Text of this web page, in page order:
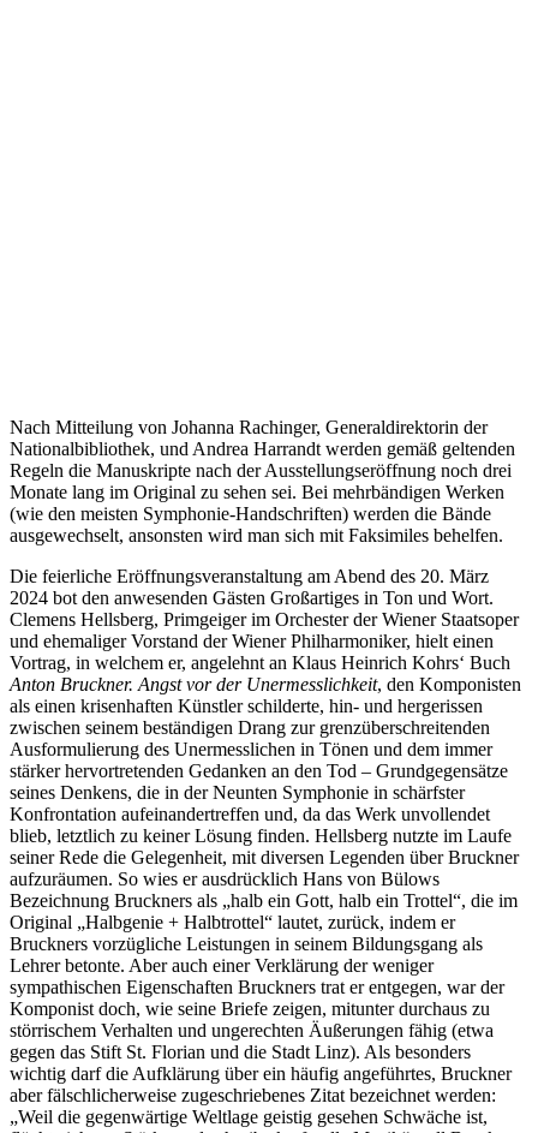
Nach Mitteilung von Johanna Rachinger, Generaldirektorin der
Nationalbibliothek, und Andrea Harrandt werden gemäß geltenden
Regeln die Manuskripte nach der Ausstellungseröffnung noch drei
Monate lang im Original zu sehen sei. Bei mehrbändigen Werken
(wie den meisten Symphonie-Handschriften) werden die Bände
ausgewechselt, ansonsten wird man sich mit Faksimiles behelfen.
Die feierliche Eröffnungsveranstaltung am Abend des 20. März
2024 bot den anwesenden Gästen Großartiges in Ton und Wort.
Clemens Hellsberg, Primgeiger im Orchester der Wiener Staatsoper
und ehemaliger Vorstand der Wiener Philharmoniker, hielt einen
Vortrag, in welchem er, angelehnt an Klaus Heinrich Kohrs‘ Buch
Anton Bruckner. Angst vor der Unermesslichkeit, den Komponisten
als einen krisenhaften Künstler schilderte, hin- und hergerissen
zwischen seinem beständigen Drang zur grenzüberschreitenden
Ausformulierung des Unermesslichen in Tönen und dem immer
stärker hervortretenden Gedanken an den Tod – Grundgegensätze
seines Denkens, die in der Neunten Symphonie in schärfster
Konfrontation aufeinandertreffen und, da das Werk unvollendet
blieb, letztlich zu keiner Lösung finden. Hellsberg nutzte im Laufe
seiner Rede die Gelegenheit, mit diversen Legenden über Bruckner
aufzuräumen. So wies er ausdrücklich Hans von Bülows
Bezeichnung Bruckners als „halb ein Gott, halb ein Trottel“, die im
Original „Halbgenie + Halbtrottel“ lautet, zurück, indem er
Bruckners vorzügliche Leistungen in seinem Bildungsgang als
Lehrer betonte. Aber auch einer Verklärung der weniger
sympathischen Eigenschaften Bruckners trat er entgegen, war der
Komponist doch, wie seine Briefe zeigen, mitunter durchaus zu
störrischem Verhalten und ungerechten Äußerungen fähig (etwa
gegen das Stift St. Florian und die Stadt Linz). Als besonders
wichtig darf die Aufklärung über ein häufig angeführtes, Bruckner
aber fälschlicherweise zugeschriebenes Zitat bezeichnet werden:
„Weil die gegenwärtige Weltlage geistig gesehen Schwäche ist,